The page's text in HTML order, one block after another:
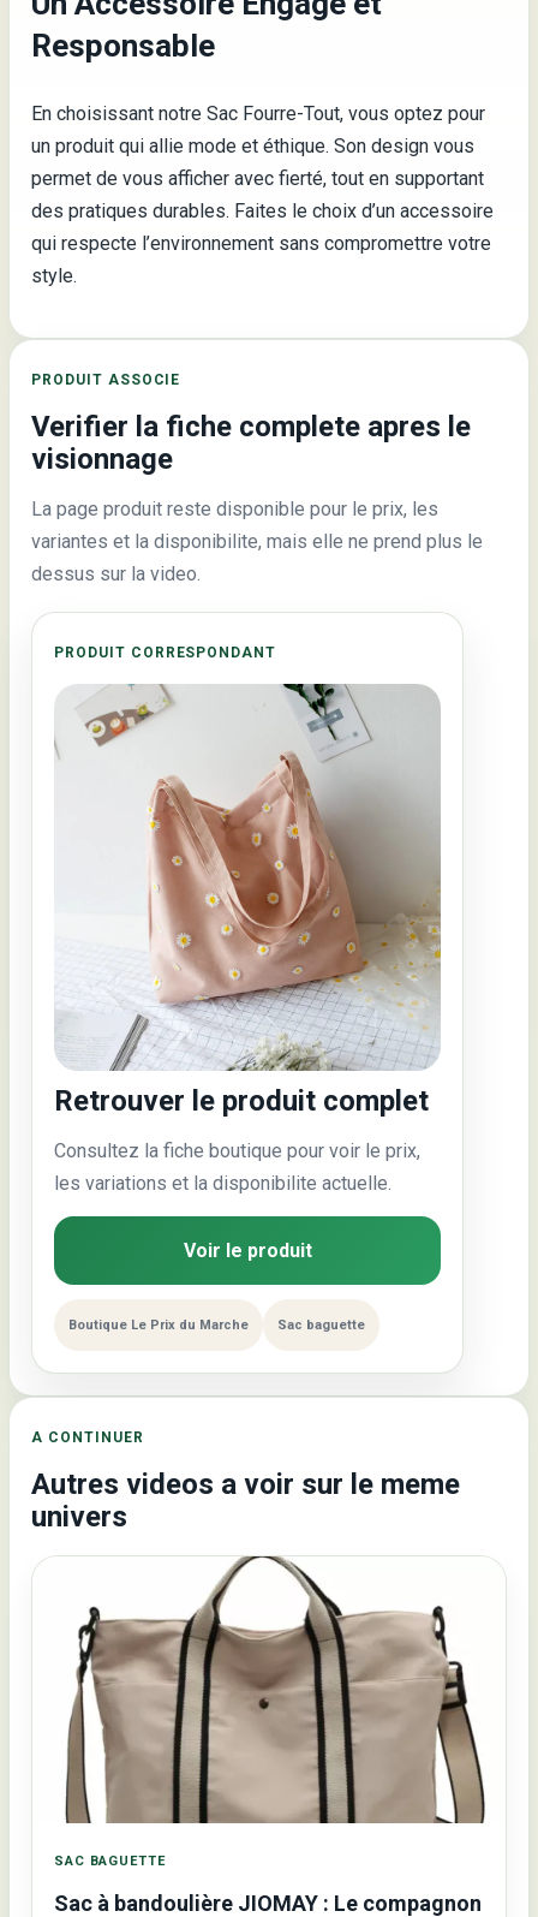
Responsable
En choisissant notre Sac Fourre-Tout, vous optez pour
un produit qui allie mode et éthique. Son design vous
permet de vous afficher avec fierté, tout en supportant
des pratiques durables. Faites le choix d’un accessoire
qui respecte l’environnement sans compromettre votre
style.
PRODUIT ASSOCIE
Verifier la fiche complete apres le
visionnage
La page produit reste disponible pour le prix, les
variantes et la disponibilite, mais elle ne prend plus le
dessus sur la video.
PRODUIT CORRESPONDANT
Retrouver le produit complet
Consultez la fiche boutique pour voir le prix,
les variations et la disponibilite actuelle.
Voir le produit
Boutique Le Prix du Marche Sac baguette
A CONTINUER
Autres videos a voir sur le meme
univers
SAC BAGUETTE
Sac à bandoulière JIOMAY : Le compagnon